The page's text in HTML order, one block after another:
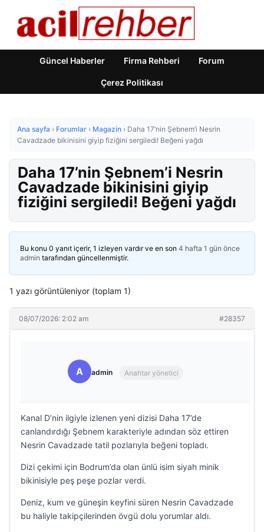
Güncel Haberler Firma Rehberi Forum
Çerez Politikası
Ana sayfa › Forumlar › Magazin › Daha 17’nin Şebnem’i Nesrin
Cavadzade bikinisini giyip fiziğini sergiledi! Beğeni yağdı
Daha 17’nin Şebnem’i Nesrin
Cavadzade bikinisini giyip
fiziğini sergiledi! Beğeni yağdı
Bu konu 0 yanıt içerir, 1 izleyen vardır ve en son 4 hafta 1 gün önce
admin tarafından güncellenmiştir.
1 yazı görüntüleniyor (toplam 1)
08/07/2026: 2:02 am #28357
A admin Anahtar yönetici
Kanal D’nin ilgiyle izlenen yeni dizisi Daha 17’de
canlandırdığı Şebnem karakteriyle adından söz ettiren
Nesrin Cavadzade tatil pozlarıyla beğeni topladı.
Dizi çekimi için Bodrum’da olan ünlü isim siyah minik
bikinisiyle peş peşe pozlar verdi.
Deniz, kum ve güneşin keyfini süren Nesrin Cavadzade
bu haliyle takipçilerinden övgü dolu yorumlar aldı.